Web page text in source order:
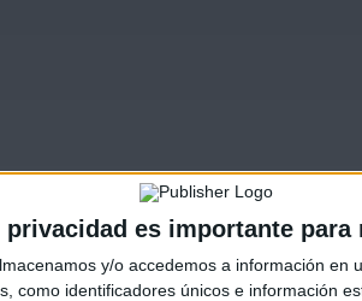
privacidad es importante para
y/o accedemos a información en
como identificadores únicos e información